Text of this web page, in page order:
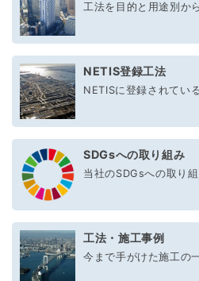
工法を目的と用途別か
NETIS登録工法
NETISに登録されてい
SDGsへの取り組み
当社のSDGsへの取り
工法・施工事例
今まで手がけた施工の